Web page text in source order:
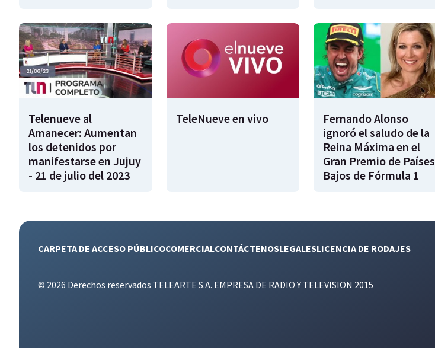
Telenueve al
Amanecer: Aumentan
los detenidos por
manifestarse en Jujuy
- 21 de julio del 2023
TeleNueve en vivo
Fernando Alonso
ignoró el saludo de la
Reina Máxima en el
Gran Premio de Países
Bajos de Fórmula 1
CARPETA DE ACCESO PÚBLICOCOMERCIALCONTÁCTENOSLEGALESLICENCIA DE RODAJES
© 2026 Derechos reservados TELEARTE S.A. EMPRESA DE RADIO Y TELEVISION 2015